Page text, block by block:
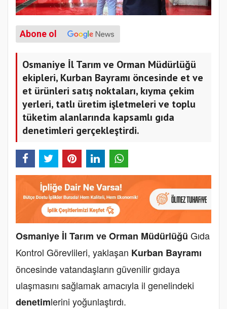
Abone ol
Osmaniye İl Tarım ve Orman Müdürlüğü
ekipleri, Kurban Bayramı öncesinde et ve
et ürünleri satış noktaları, kıyma çekim
yerleri, tatlı üretim işletmeleri ve toplu
tüketim alanlarında kapsamlı gıda
denetimleri gerçekleştirdi.
Osmaniye İl Tarım ve Orman Müdürlüğü Gıda
Kontrol Görevlileri, yaklaşan Kurban Bayramı
öncesinde vatandaşların güvenilir gıdaya
ulaşmasını sağlamak amacıyla il genelindeki
denetimlerini yoğunlaştırdı.